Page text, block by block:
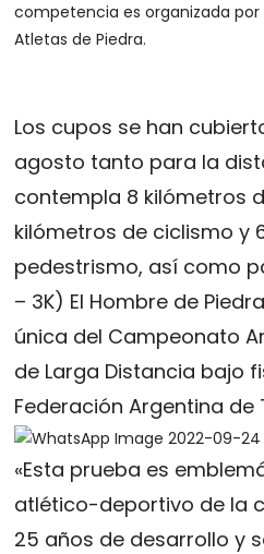
competencia es organizada por
Atletas de Piedra.
Los cupos se han
agosto tanto para la
contempla 8 kilómetros
kilómetros de ciclismo y
pedestrismo, así como
– 3K) El Hombre de
única del Campeonato
de Larga Distancia bajo
Federación Argentina de
«Esta prueba es
atlético-deportivo de la
25 años de desarrollo y